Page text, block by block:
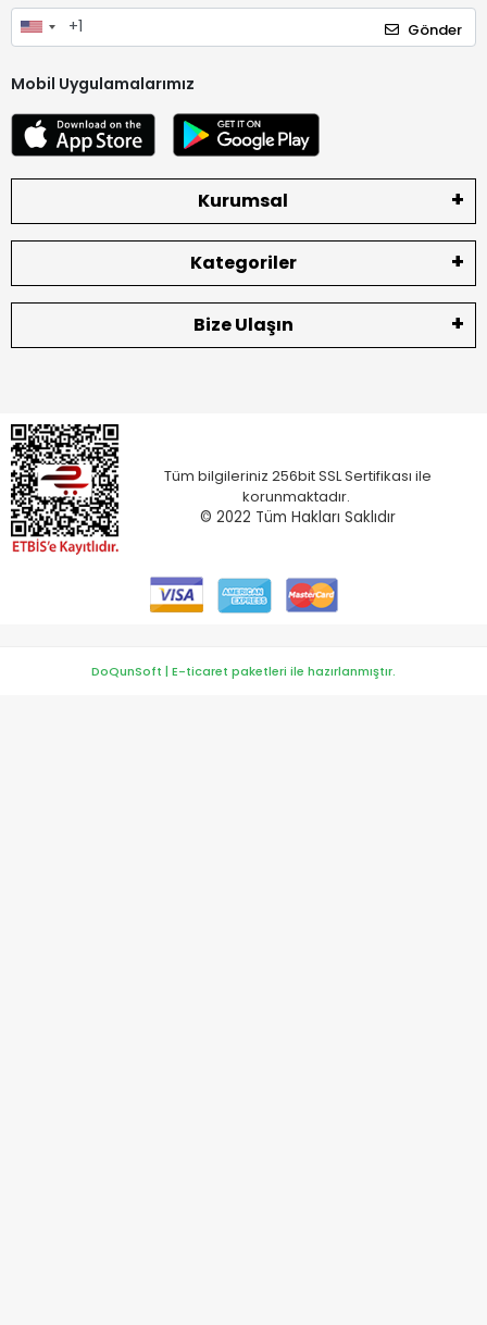
Gönder
Mobil Uygulamalarımız
Kurumsal
Kategoriler
Bize Ulaşın
Tüm bilgileriniz 256bit SSL Sertifikası ile
korunmaktadır.
© 2022 Tüm Hakları Saklıdır
DoQunSoft | E-ticaret paketleri ile hazırlanmıştır.